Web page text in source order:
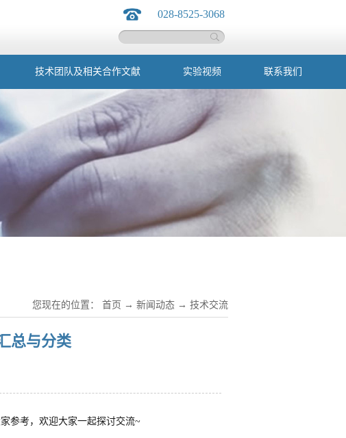
028-8525-3068
技术团队及相关合作文献 实验视频 联系我们
您现在的位置： 首页 → 新闻动态 → 技术交流
总与分类
参考，欢迎大家一起探讨交流~